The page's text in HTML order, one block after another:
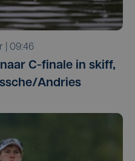
| 09:46
C-finale in skiff,
Andries